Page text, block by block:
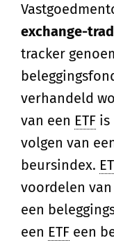
exchange-
tracker
verhandeld
van een ETF is
volgen van
beursindex.
voordelen
een
een ETF een